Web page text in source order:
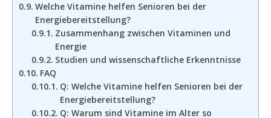
Welche Vitamine helfen Senioren bei der
Energiebereitstellung?
Zusammenhang zwischen Vitaminen und
Energie
Studien und wissenschaftliche Erkenntnisse
FAQ
Q: Welche Vitamine helfen Senioren bei der
Energiebereitstellung?
Q: Warum sind Vitamine im Alter so